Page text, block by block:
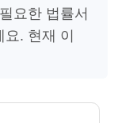
요한 법률서
. 현재 이